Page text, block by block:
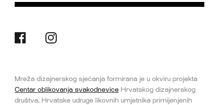
Mreža dizajnerskog sjećanja formirana je u okviru projekta
Centar oblikovanja svakodnevice Hrvatskog dizajnerskog
društva, Hrvatske udruge likovnih umjetnika primijenjenih